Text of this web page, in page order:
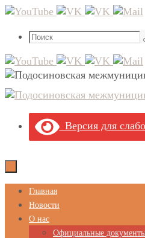
Перейти
содержимому
Что
Версия для
Перейти
содержимому
Главная
Новости
О нас
Официальные